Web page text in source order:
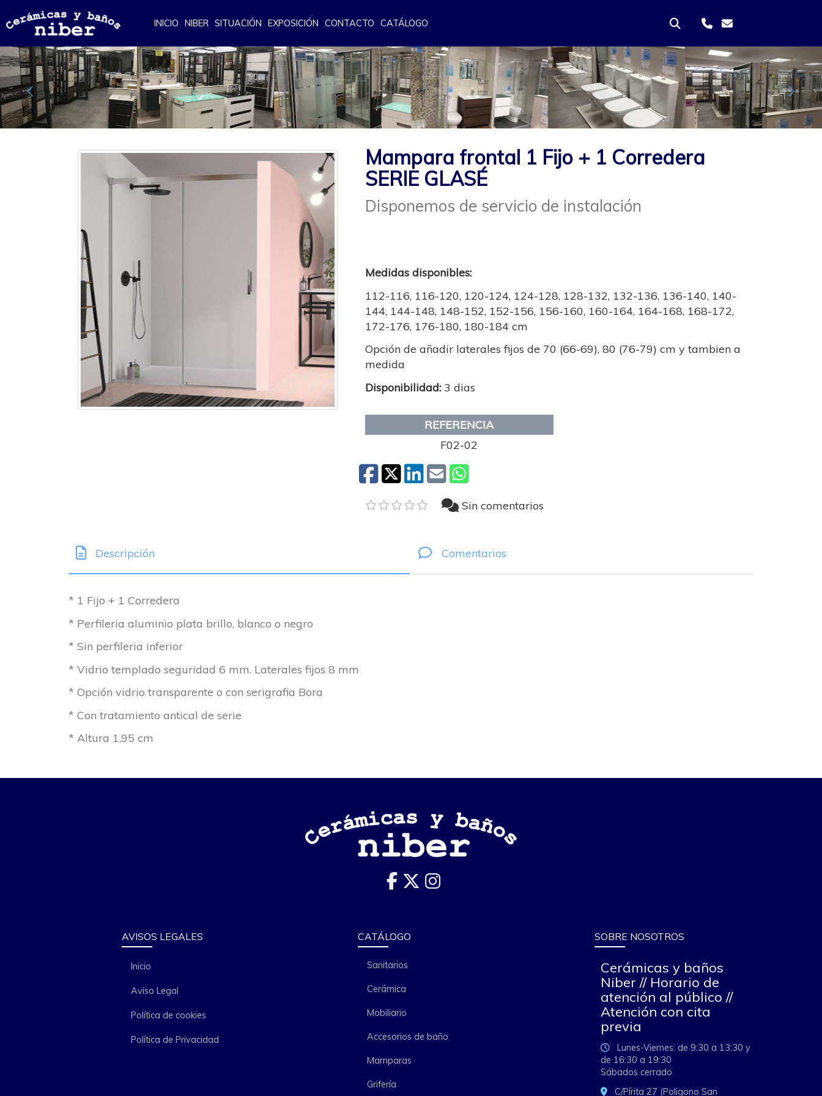
INICIO NIBER SITUACIÓN EXPOSICIÓN CONTACTO CATÁLOGO
Anterior
Mampara frontal 1 Fijo + 1 Corredera
SERIE GLASÉ
Disponemos de servicio de instalación
Medidas disponibles:
112-116, 116-120, 120-124, 124-128, 128-132, 132-136, 136-140, 140-
144, 144-148, 148-152, 152-156, 156-160, 160-164, 164-168, 168-172,
172-176, 176-180, 180-184 cm
Opción de añadir laterales fijos de 70 (66-69), 80 (76-79) cm y tambien a
medida
Disponibilidad: 3 dias
REFERENCIA
F02-02
Sin comentarios
Descripción Comentarios
* 1 Fijo + 1 Corredera
* Perfileria aluminio plata brillo, blanco o negro
* Sin perfileria inferior
* Vidrio templado seguridad 6 mm. Laterales fijos 8 mm
* Opción vidrio transparente o con serigrafia Bora
* Con tratamiento antical de serie
* Altura 1,95 cm
AVISOS LEGALES
Inicio
Aviso Legal
Política de cookies
Política de Privacidad
CATÁLOGO
Sanitarios
Cerámica
Mobiliario
Accesorios de baño
Mamparas
Grifería
SOBRE NOSOTROS
Cerámicas y baños
Niber // Horario de
atención al público //
Atención con cita
previa
Lunes-Viernes: de 9:30 a 13:30 y
de 16:30 a 19:30
Sábados cerrado
C/Pírita 27 (Poligono San